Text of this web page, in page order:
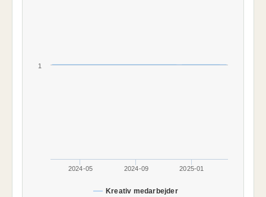
Kreativ medarbejder
2024-05 2024-09 2025-01
1